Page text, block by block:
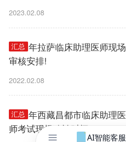
2023.02.08
汇总
2022年拉萨临床助理医师现场
审核安排!
2022.02.08
汇总
2022年西藏昌都市临床助理医
师考试现场确认时间